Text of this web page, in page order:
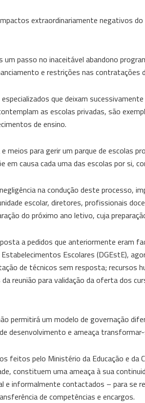
extraordinariamente negativos
passo no inaceitável abandono
e restrições nas contratações
que deixam
as escolas privadas, são
de ensino.
e meios para gerir um parque de
em causa cada uma das escolas por si,
na condução deste processo,
escolar, diretores, profissionais
do próximo ano letivo, cuja
a pedidos que anteriormente eram
Estabelecimentos Escolares (DGEstE),
de técnicos sem resposta; recursos
reunião para validação da oferta dos
permitirá um modelo de governação
desenvolvimento e ameaça
feitos pelo Ministério da Educação e
constituem uma ameaça à sua
e informalmente contactados – para se
de competências e encargos.